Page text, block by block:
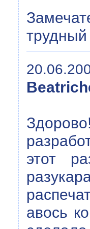
трудный
этот
авось